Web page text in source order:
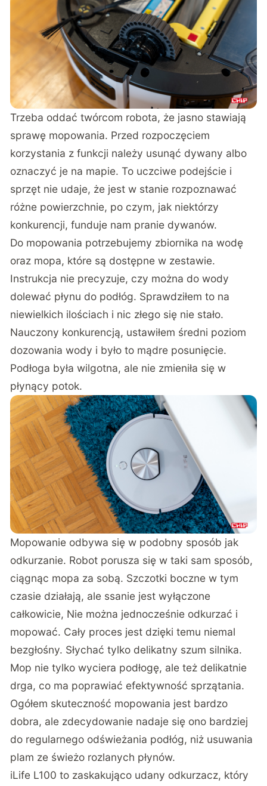
Trzeba oddać twórcom robota, że jasno stawiają
sprawę mopowania. Przed rozpoczęciem
korzystania z funkcji należy usunąć dywany albo
oznaczyć je na mapie. To uczciwe podejście i
sprzęt nie udaje, że jest w stanie rozpoznawać
różne powierzchnie, po czym, jak niektórzy
konkurencji, funduje nam pranie dywanów.
Do mopowania potrzebujemy zbiornika na wodę
oraz mopa, które są dostępne w zestawie.
Instrukcja nie precyzuje, czy można do wody
dolewać płynu do podłóg. Sprawdziłem to na
niewielkich ilościach i nic złego się nie stało.
Nauczony konkurencją, ustawiłem średni poziom
dozowania wody i było to mądre posunięcie.
Podłoga była wilgotna, ale nie zmieniła się w
płynący potok.
Mopowanie odbywa się w podobny sposób jak
odkurzanie. Robot porusza się w taki sam sposób,
ciągnąc mopa za sobą. Szczotki boczne w tym
czasie działają, ale ssanie jest wyłączone
całkowicie, Nie można jednocześnie odkurzać i
mopować. Cały proces jest dzięki temu niemal
bezgłośny. Słychać tylko delikatny szum silnika.
Mop nie tylko wyciera podłogę, ale też delikatnie
drga, co ma poprawiać efektywność sprzątania.
Ogółem skuteczność mopowania jest bardzo
dobra, ale zdecydowanie nadaje się ono bardziej
do regularnego odświeżania podłóg, niż usuwania
plam ze świeżo rozlanych płynów.
iLife L100 to zaskakująco udany odkurzacz, który